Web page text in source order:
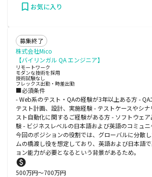
お気に入り
募集終了
株式会社Mico
【バイリンガル QA エンジニア】
リモートワーク
モダンな技術を採用
技術試験なし
フレックス出勤・時差出勤
■必須条件
- Web系のテスト・QAの経験が3年以上ある方 -
テスト計画、設計、実施経験 - テストケースやシ
スト自動化に関するご経験がある方 - ソフトウェ
験 - ビジネスレベルの日本語および英語のコミュ
今回のポジションの役割では、グローバルに分散
ムの橋渡し役を想定しており、英語および日本語
ョン能力が必要となるという背景があるため。
500万円〜700万円